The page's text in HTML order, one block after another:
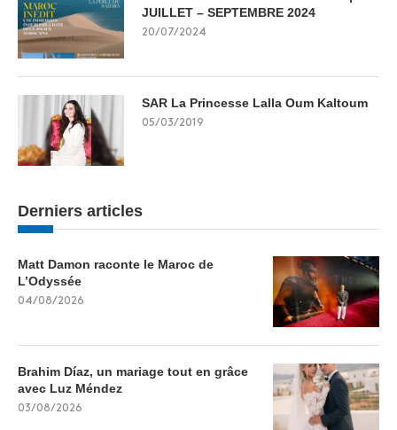
JUILLET – SEPTEMBRE 2024
20/07/2024
SAR La Princesse Lalla Oum Kaltoum
05/03/2019
Derniers articles
Matt Damon raconte le Maroc de
L’Odyssée
04/08/2026
Brahim Díaz, un mariage tout en grâce
avec Luz Méndez
03/08/2026